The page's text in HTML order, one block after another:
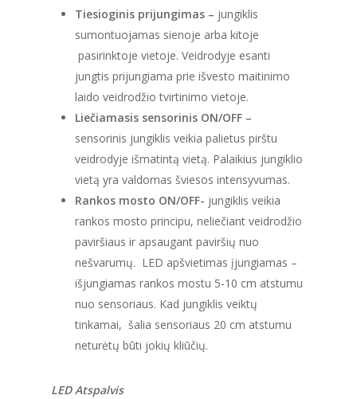
Tiesioginis prijungimas – jungiklis
sumontuojamas sienoje arba kitoje
pasirinktoje vietoje. Veidrodyje esanti
jungtis prijungiama prie išvesto maitinimo
laido veidrodžio tvirtinimo vietoje.
Liečiamasis sensorinis ON/OFF –
sensorinis jungiklis veikia palietus pirštu
veidrodyje išmatintą vietą. Palaikius jungiklio
vietą yra valdomas šviesos intensyvumas.
Rankos mosto ON/OFF- jungiklis veikia
rankos mosto principu, neliečiant veidrodžio
paviršiaus ir apsaugant paviršių nuo
nešvarumų. LED apšvietimas įjungiamas –
išjungiamas rankos mostu 5-10 cm atstumu
nuo sensoriaus. Kad jungiklis veiktų
tinkamai, šalia sensoriaus 20 cm atstumu
neturėtų būti jokių kliūčių.
LED Atspalvis